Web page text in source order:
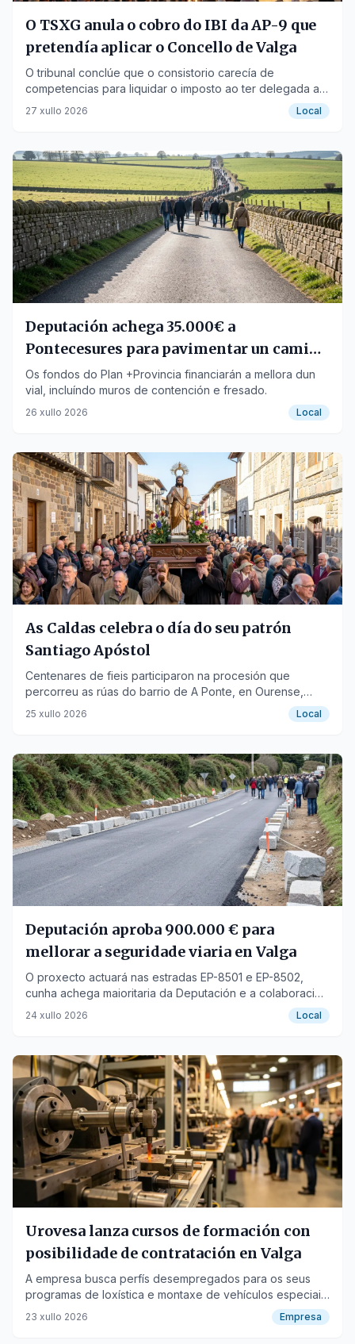
O TSXG anula o cobro do IBI da AP-9 que
pretendía aplicar o Concello de Valga
O tribunal conclúe que o consistorio carecía de
competencias para liquidar o imposto ao ter delegada a
xestión.
27 xullo 2026 Local
Deputación achega 35.000€ a
Pontecesures para pavimentar un camiño
en Carreiras
Os fondos do Plan +Provincia financiarán a mellora dun
vial, incluíndo muros de contención e fresado.
26 xullo 2026 Local
As Caldas celebra o día do seu patrón
Santiago Apóstol
Centenares de fieis participaron na procesión que
percorreu as rúas do barrio de A Ponte, en Ourense,
honrando ao Apóstol.
25 xullo 2026 Local
Deputación aproba 900.000 € para
mellorar a seguridade viaria en Valga
O proxecto actuará nas estradas EP-8501 e EP-8502,
cunha achega maioritaria da Deputación e a colaboración
do Concello de Valga.
24 xullo 2026 Local
Urovesa lanza cursos de formación con
posibilidade de contratación en Valga
A empresa busca perfís desempregados para os seus
programas de loxística e montaxe de vehículos especiais,
cunha oferta de inserción laboral.
23 xullo 2026 Empresa